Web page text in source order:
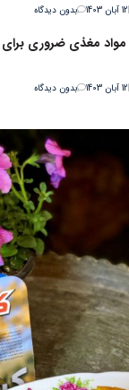
12 آبان 1403 بدون دیدگاه
12 آبان 1403 بدون دیدگاه